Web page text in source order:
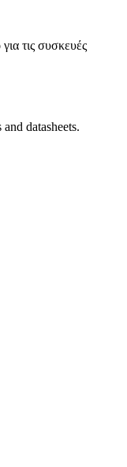
τις συσκευές
datasheets.